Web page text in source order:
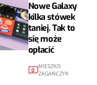
Nowe Galaxy
kilka stówek
taniej. Tak to
się może
opłacić
0 MIESZKO
ZAGAŃCZYK